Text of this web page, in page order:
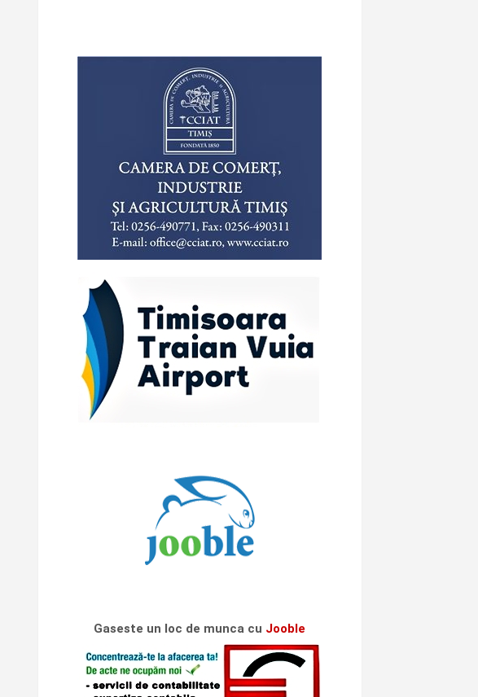
Gaseste un loc de munca cu Jooble